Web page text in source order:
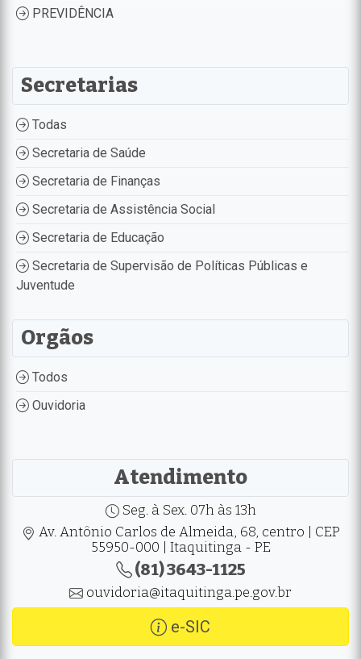
PREVIDÊNCIA
Secretarias
Todas
Secretaria de Saúde
Secretaria de Finanças
Secretaria de Assistência Social
Secretaria de Educação
Secretaria de Supervisão de Políticas Públicas e
Juventude
Orgãos
Todos
Ouvidoria
Atendimento
Seg. à Sex. 07h às 13h
Av. Antônio Carlos de Almeida, 68, centro | CEP
55950-000 | Itaquitinga - PE
(81) 3643-1125
ouvidoria@itaquitinga.pe.gov.br
e-SIC